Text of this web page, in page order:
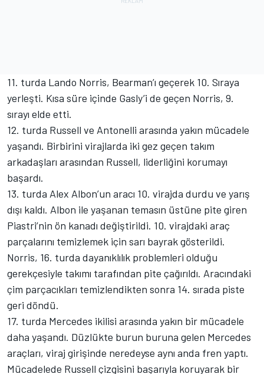
11. turda Lando Norris, Bearman’ı geçerek 10. Sıraya
yerleşti. Kısa süre içinde Gasly’i de geçen Norris, 9.
sırayı elde etti.
12. turda Russell ve Antonelli arasında yakın mücadele
yaşandı. Birbirini virajlarda iki gez geçen takım
arkadaşları arasından Russell, liderliğini korumayı
başardı.
13. turda Alex Albon’un aracı 10. virajda durdu ve yarış
dışı kaldı. Albon ile yaşanan temasın üstüne pite giren
Piastri’nin ön kanadı değiştirildi. 10. virajdaki araç
parçalarını temizlemek için sarı bayrak gösterildi.
Norris, 16. turda dayanıklılık problemleri olduğu
gerekçesiyle takımı tarafından pite çağırıldı. Aracındaki
çim parçacıkları temizlendikten sonra 14. sırada piste
geri döndü.
17. turda Mercedes ikilisi arasında yakın bir mücadele
daha yaşandı. Düzlükte burun buruna gelen Mercedes
araçları, viraj girişinde neredeyse aynı anda fren yaptı.
Mücadelede Russell çizgisini başarıyla koruyarak bir